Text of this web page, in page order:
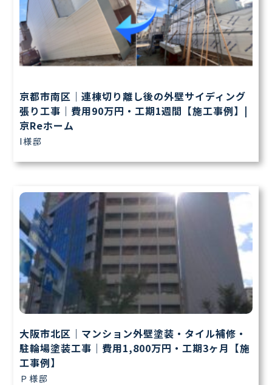
京都市南区｜連棟切り離し後の外壁サイディング
張り工事｜費用90万円・工期1週間【施工事例】|
京Reホーム
I様邸
大阪市北区｜マンション外壁塗装・タイル補修・
駐輪場塗装工事｜費用1,800万円・工期3ヶ月【施
工事例】
Ｐ様邸